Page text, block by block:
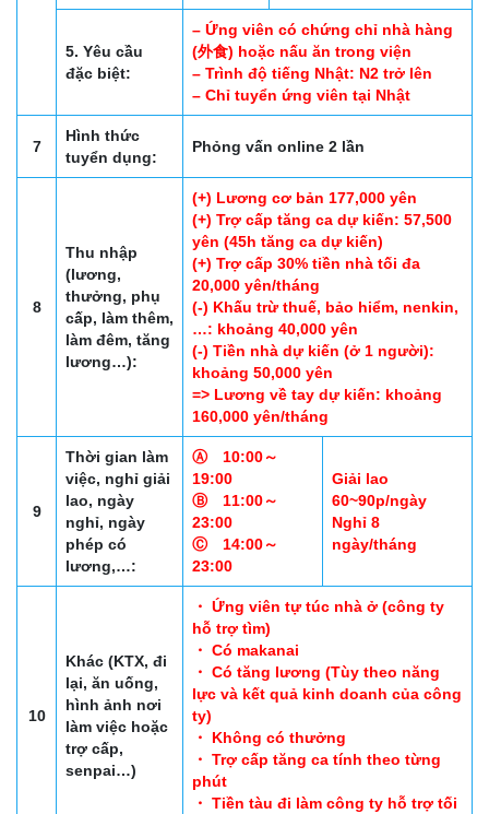
5. Yêu cầu
đặc biệt:
– Ứng viên có chứng chỉ nhà hàng
(外食) hoặc nấu ăn trong viện
– Trình độ tiếng Nhật: N2 trở lên
– Chỉ tuyển ứng viên tại Nhật
7
Hình thức
tuyển dụng:
Phỏng vấn online 2 lần
8
Thu nhập
(lương,
thưởng, phụ
cấp, làm thêm,
làm đêm, tăng
lương…):
(+) Lương cơ bản 177,000 yên
(+) Trợ cấp tăng ca dự kiến: 57,500
yên (45h tăng ca dự kiến)
(+) Trợ cấp 30% tiền nhà tối đa
20,000 yên/tháng
(-) Khấu trừ thuế, bảo hiểm, nenkin,
…: khoảng 40,000 yên
(-) Tiền nhà dự kiến (ở 1 người):
khoảng 50,000 yên
=> Lương về tay dự kiến: khoảng
160,000 yên/tháng
9
Thời gian làm
việc, nghỉ giải
lao, ngày
nghỉ, ngày
phép có
lương,…:
Ⓐ 10:00～
19:00
Ⓑ 11:00～
23:00
Ⓒ 14:00～
23:00
Giải lao
60~90p/ngày
Nghỉ 8
ngày/tháng
10
Khác (KTX, đi
lại, ăn uống,
hình ảnh nơi
làm việc hoặc
trợ cấp,
senpai…)
・ Ứng viên tự túc nhà ở (công ty
hỗ trợ tìm)
・ Có makanai
・ Có tăng lương (Tùy theo năng
lực và kết quả kinh doanh của công
ty)
・ Không có thưởng
・ Trợ cấp tăng ca tính theo từng
phút
・ Tiền tàu đi làm công ty hỗ trợ tối